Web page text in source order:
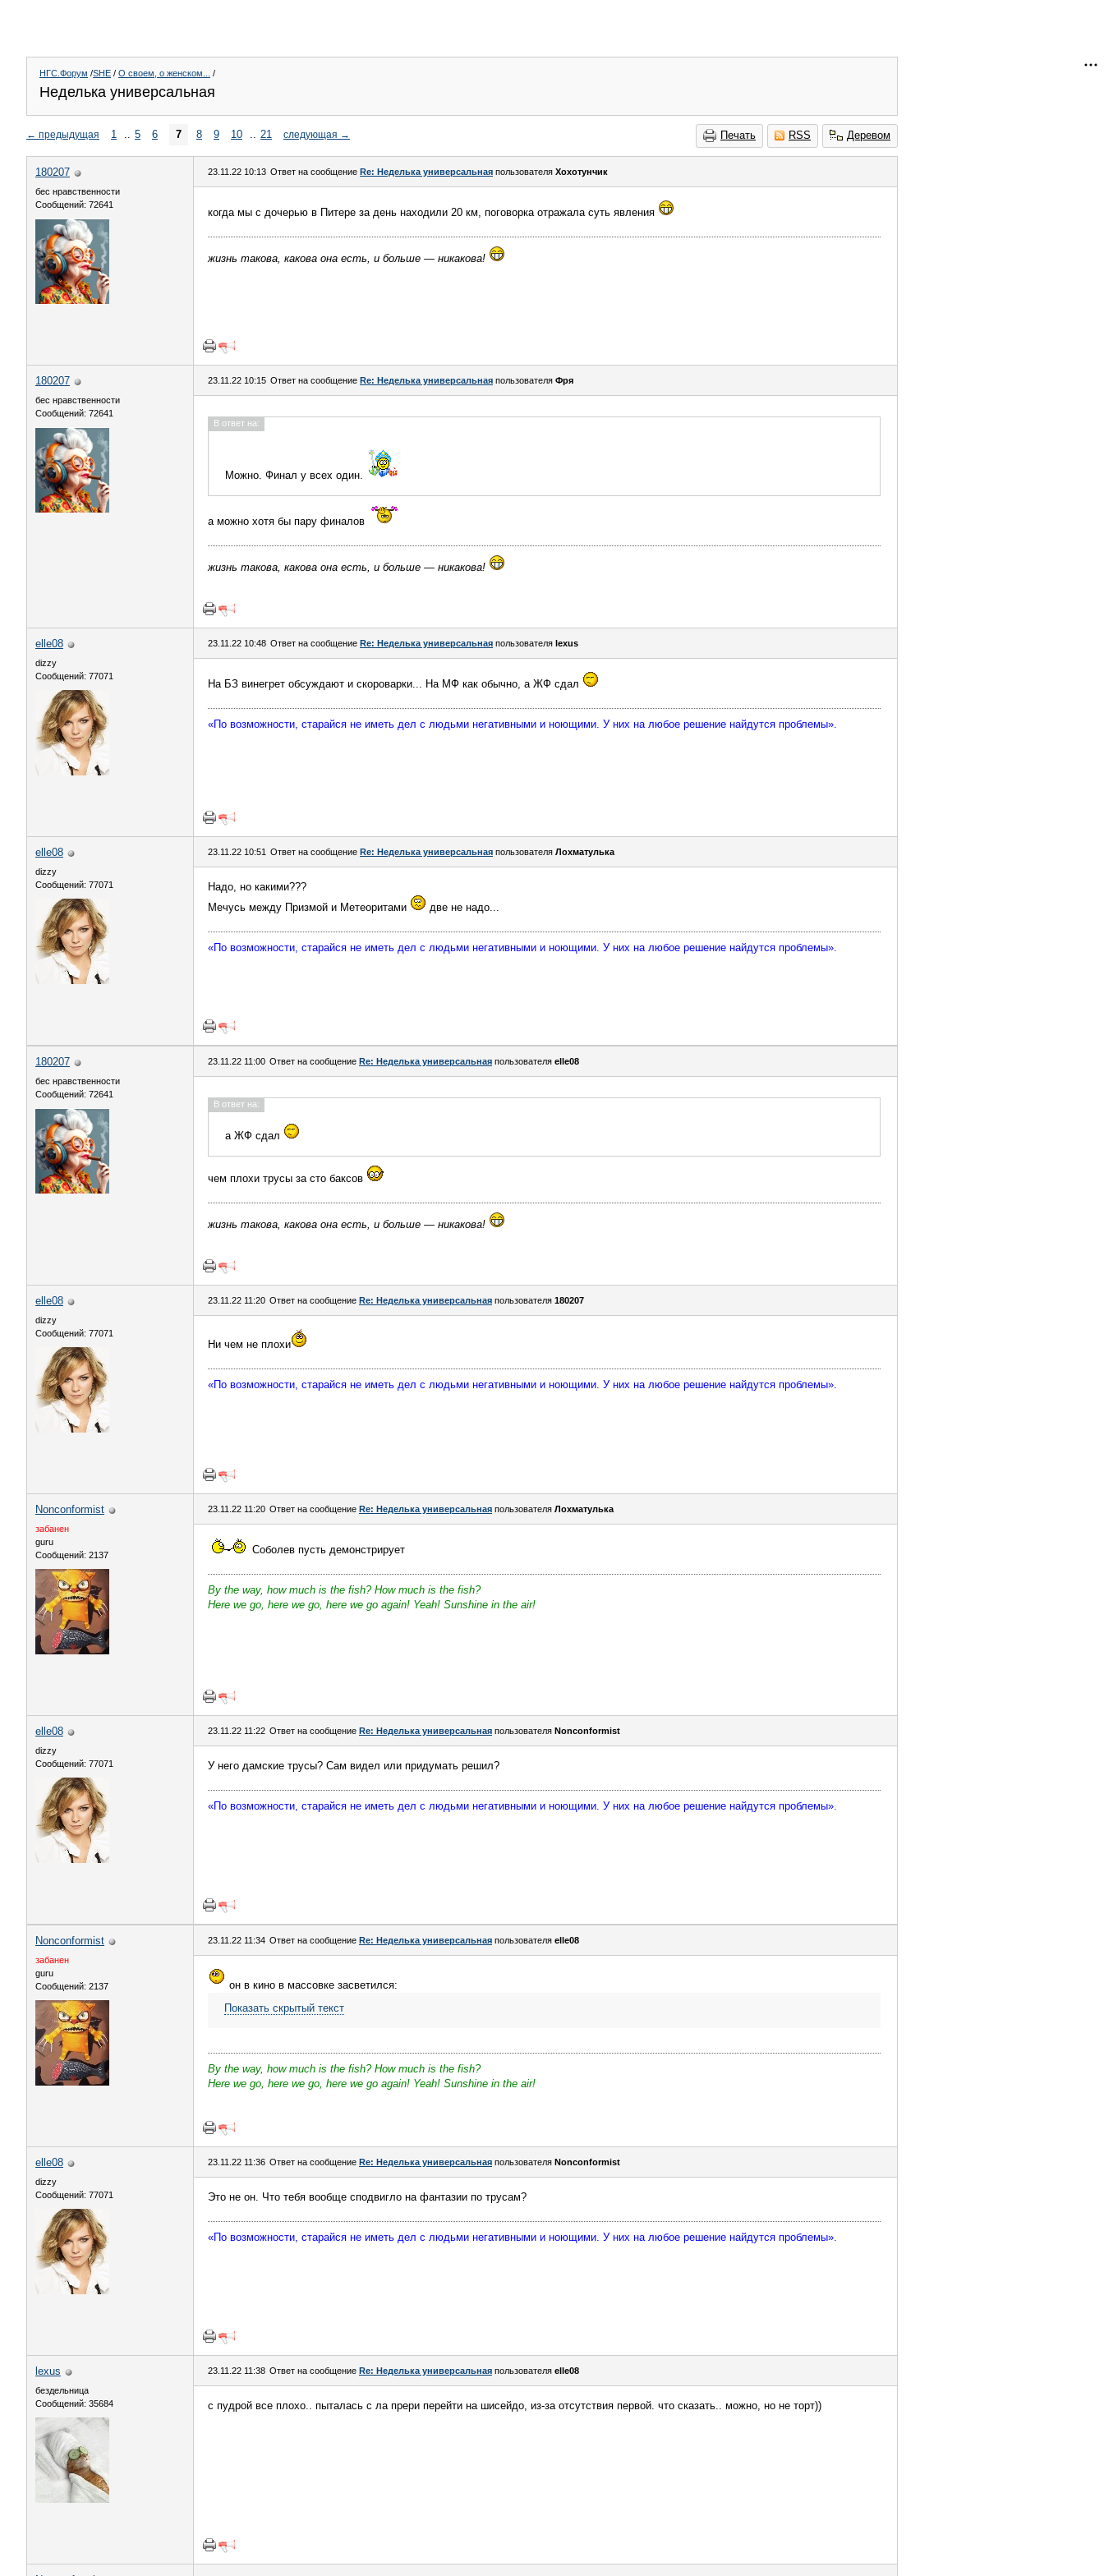
НГС.Форум /SHE / О своем, о женском... /
Неделька универсальная
Печать RSS Деревом
← предыдущая 1 .. 5 6 7 8 9 10 .. 21 следующая →
180207
бес нравственности
Сообщений: 72641
23.11.22 10:13 Ответ на сообщение Re: Неделька универсальная пользователя Хохотунчик
когда мы с дочерью в Питере за день находили 20 км, поговорка отражала суть явления
жизнь такова, какова она есть, и больше — никакова!
180207
бес нравственности
Сообщений: 72641
23.11.22 10:15 Ответ на сообщение Re: Неделька универсальная пользователя Фря
В ответ на:
Можно. Финал у всех один.
а можно хотя бы пару финалов
жизнь такова, какова она есть, и больше — никакова!
elle08
dizzy
Сообщений: 77071
23.11.22 10:48 Ответ на сообщение Re: Неделька универсальная пользователя lexus
На БЗ винегрет обсуждают и скороварки... На МФ как обычно, а ЖФ сдал
«По возможности, старайся не иметь дел с людьми негативными и ноющими. У них на любое решение найдутся проблемы».
elle08
dizzy
Сообщений: 77071
23.11.22 10:51 Ответ на сообщение Re: Неделька универсальная пользователя Лохматулька
Надо, но какими???
Мечусь между Призмой и Метеоритами
две не надо...
«По возможности, старайся не иметь дел с людьми негативными и ноющими. У них на любое решение найдутся проблемы».
180207
бес нравственности
Сообщений: 72641
23.11.22 11:00 Ответ на сообщение Re: Неделька универсальная пользователя elle08
В ответ на:
а ЖФ сдал
чем плохи трусы за сто баксов
жизнь такова, какова она есть, и больше — никакова!
elle08
dizzy
Сообщений: 77071
23.11.22 11:20 Ответ на сообщение Re: Неделька универсальная пользователя 180207
Ни чем не плохи
«По возможности, старайся не иметь дел с людьми негативными и ноющими. У них на любое решение найдутся проблемы».
Nonconformist
забанен
guru
Сообщений: 2137
23.11.22 11:20 Ответ на сообщение Re: Неделька универсальная пользователя Лохматулька
Соболев пусть демонстрирует
By the way, how much is the fish? How much is the fish?
Here we go, here we go, here we go again! Yeah! Sunshine in the air!
elle08
dizzy
Сообщений: 77071
23.11.22 11:22 Ответ на сообщение Re: Неделька универсальная пользователя Nonconformist
У него дамские трусы? Сам видел или придумать решил?
«По возможности, старайся не иметь дел с людьми негативными и ноющими. У них на любое решение найдутся проблемы».
Nonconformist
забанен
guru
Сообщений: 2137
23.11.22 11:34 Ответ на сообщение Re: Неделька универсальная пользователя elle08
он в кино в массовке засветился:
Показать скрытый текст
By the way, how much is the fish? How much is the fish?
Here we go, here we go, here we go again! Yeah! Sunshine in the air!
elle08
dizzy
Сообщений: 77071
23.11.22 11:36 Ответ на сообщение Re: Неделька универсальная пользователя Nonconformist
Это не он. Что тебя вообще сподвигло на фантазии по трусам?
«По возможности, старайся не иметь дел с людьми негативными и ноющими. У них на любое решение найдутся проблемы».
lexus
бездельница
Сообщений: 35684
23.11.22 11:38 Ответ на сообщение Re: Неделька универсальная пользователя elle08
с пудрой все плохо.. пыталась с ла прери перейти на шисейдо, из-за отсутствия первой. что сказать.. можно, но не торт))